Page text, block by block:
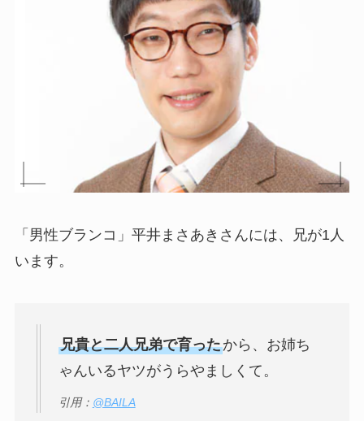
「男性ブランコ」平井まさあきさんには、兄が1人
います。
兄貴と二人兄弟で育ったから、お姉ち
ゃんいるヤツがうらやましくて。
引用： @BAILA